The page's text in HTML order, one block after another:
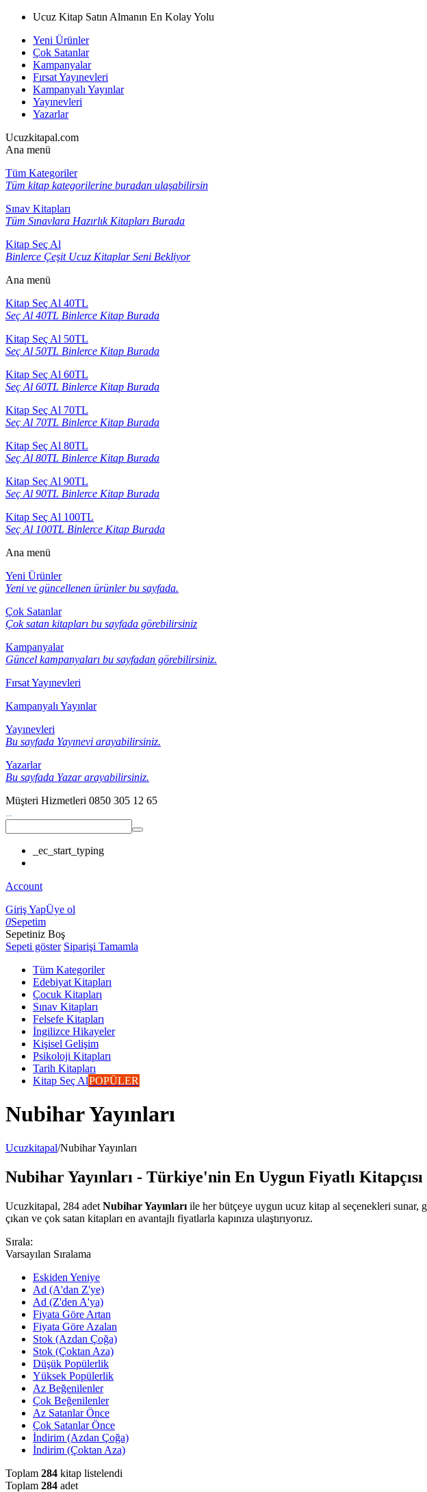
Ucuz Kitap Satın Almanın En Kolay Yolu
Yeni Ürünler
Çok Satanlar
Kampanyalar
Fırsat Yayınevleri
Kampanyalı Yayınlar
Yayınevleri
Yazarlar
Ucuzkitapal.com
Ana menü
Tüm Kategoriler
Tüm kitap kategorilerine buradan ulaşabilirsin
Sınav Kitapları
Tüm Sınavlara Hazırlık Kitapları Burada
Kitap Seç Al
Binlerce Çeşit Ucuz Kitaplar Seni Bekliyor
Ana menü
Kitap Seç Al 40TL
Seç Al 40TL Binlerce Kitap Burada
Kitap Seç Al 50TL
Seç Al 50TL Binlerce Kitap Burada
Kitap Seç Al 60TL
Seç Al 60TL Binlerce Kitap Burada
Kitap Seç Al 70TL
Seç Al 70TL Binlerce Kitap Burada
Kitap Seç Al 80TL
Seç Al 80TL Binlerce Kitap Burada
Kitap Seç Al 90TL
Seç Al 90TL Binlerce Kitap Burada
Kitap Seç Al 100TL
Seç Al 100TL Binlerce Kitap Burada
Ana menü
Yeni Ürünler
Yeni ve güncellenen ürünler bu sayfada.
Çok Satanlar
Çok satan kitapları bu sayfada görebilirsiniz
Kampanyalar
Güncel kampanyaları bu sayfadan görebilirsiniz.
Fırsat Yayınevleri
Kampanyalı Yayınlar
Yayınevleri
Bu sayfada Yayınevi arayabilirsiniz.
Yazarlar
Bu sayfada Yazar arayabilirsiniz.
Müşteri Hizmetleri 0850 305 12 65
_ec_start_typing
Account
Giriş YapÜye ol
0Sepetim
Sepetiniz Boş
Sepeti göster Siparişi Tamamla
Tüm Kategoriler
Edebiyat Kitapları
Çocuk Kitapları
Sınav Kitapları
Felsefe Kitapları
İngilizce Hikayeler
Kişisel Gelişim
Psikoloji Kitapları
Tarih Kitapları
Kitap Seç AlPOPÜLER
Nubihar Yayınları
Ucuzkitapal/Nubihar Yayınları
Nubihar Yayınları - Türkiye'nin En Uygun Fiyatlı Kitapçısı
Ucuzkitapal, 284 adet Nubihar Yayınları ile her bütçeye uygun ucuz kitap al seçenekleri sunar,
çıkan ve çok satan kitapları en avantajlı fiyatlarla kapınıza ulaştırıyoruz.
Sırala:
Varsayılan Sıralama
Eskiden Yeniye
Ad (A'dan Z'ye)
Ad (Z'den A'ya)
Fiyata Göre Artan
Fiyata Göre Azalan
Stok (Azdan Çoğa)
Stok (Çoktan Aza)
Düşük Popülerlik
Yüksek Popülerlik
Az Beğenilenler
Çok Beğenilenler
Az Satanlar Önce
Çok Satanlar Önce
İndirim (Azdan Çoğa)
İndirim (Çoktan Aza)
Toplam 284 kitap listelendi
Toplam 284 adet